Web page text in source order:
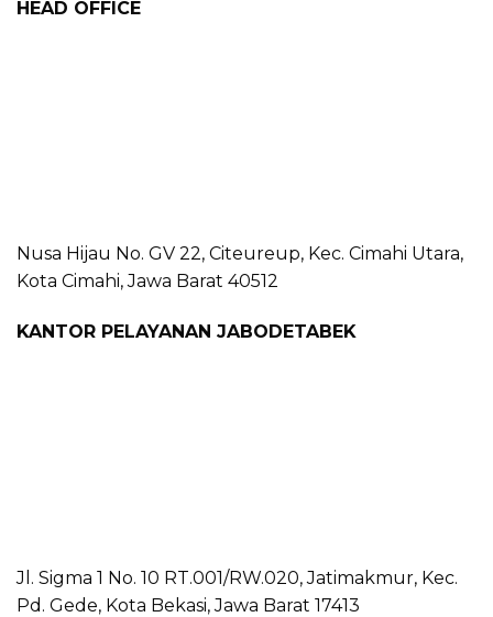
HEAD OFFICE
Nusa Hijau No. GV 22, Citeureup, Kec. Cimahi Utara,
Kota Cimahi, Jawa Barat 40512
KANTOR PELAYANAN JABODETABEK
Jl. Sigma 1 No. 10 RT.001/RW.020, Jatimakmur, Kec.
Pd. Gede, Kota Bekasi, Jawa Barat 17413